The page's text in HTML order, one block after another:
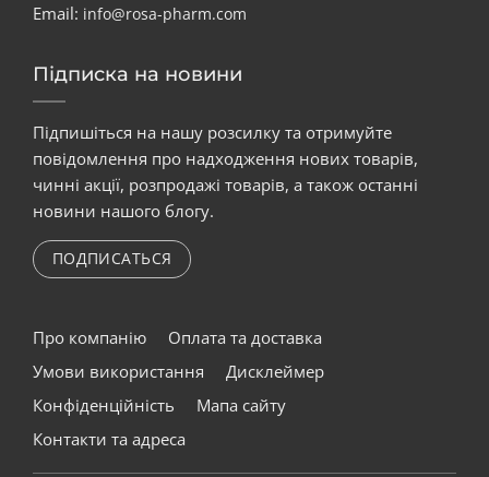
Email: info@rosa-pharm.com
Підписка на новини
Підпишіться на нашу розсилку та отримуйте
повідомлення про надходження нових товарів,
чинні акції, розпродажі товарів, а також останні
новини нашого блогу.
ПОДПИСАТЬСЯ
Про компанію
Оплата та доставка
Умови використання
Дисклеймер
Конфіденційність
Мапа сайту
Контакти та адреса